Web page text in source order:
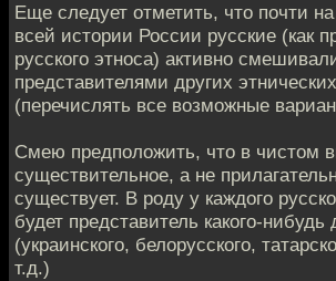
Еще следует отметить, что почти
всей истории России русские (как
русского этноса) активно
представителями других
(перечислять все возможные
Смею предположить, что в чистом
существительное, а не
существует. В роду у каждого
будет представитель какого-нибудь
(украинского, белорусского,
т.д.)